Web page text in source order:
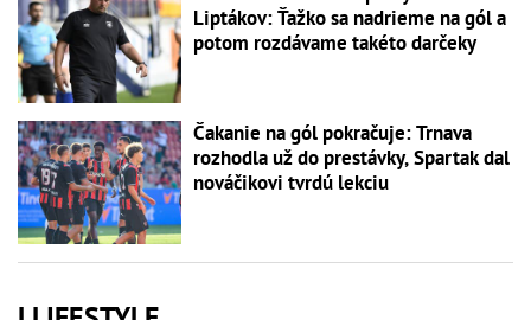
Liptákov: Ťažko sa nadrieme na gól a
potom rozdávame takéto darčeky
Čakanie na gól pokračuje: Trnava
rozhodla už do prestávky, Spartak dal
nováčikovi tvrdú lekciu